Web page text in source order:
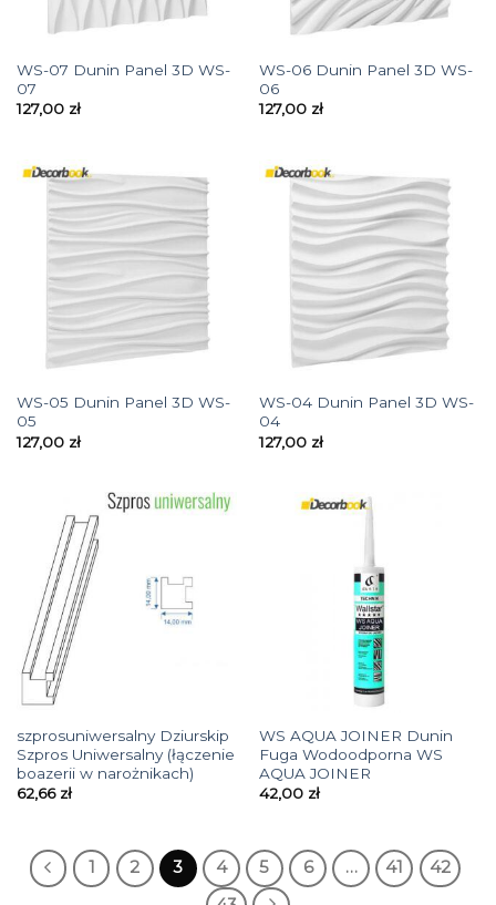
WS-07 Dunin Panel 3D WS-
07
127,00 zł
WS-06 Dunin Panel 3D WS-
06
127,00 zł
WS-05 Dunin Panel 3D WS-
05
127,00 zł
WS-04 Dunin Panel 3D WS-
04
127,00 zł
szprosuniwersalny Dziurskip
Szpros Uniwersalny (łączenie
boazerii w narożnikach)
62,66 zł
WS AQUA JOINER Dunin
Fuga Wodoodporna WS
AQUA JOINER
42,00 zł
1 2 3 4 5 6 … 41
42